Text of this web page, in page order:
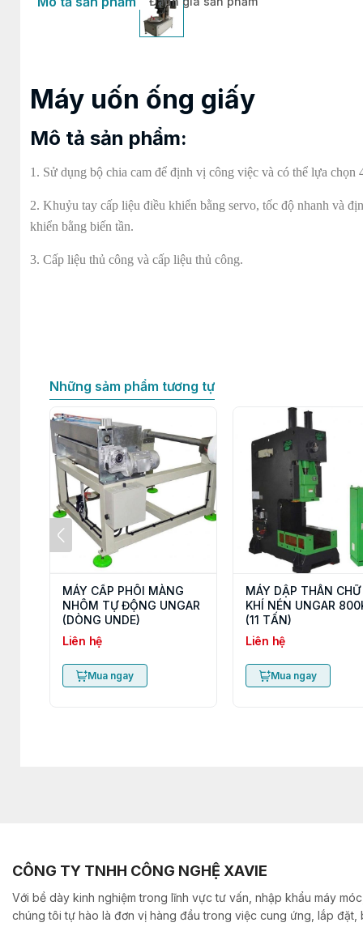
Máy uốn ống giấy
Mô tả sản phẩm:
1. Sử dụng bộ chia cam để định vị công việc và có thể lựa
2. Khuỷu tay cấp liệu điều khiển bằng servo, tốc độ nhanh và
khiển bằng biến tần.
3. Cấp liệu thủ công và cấp liệu thủ công.
Những sảm phẩm tương tự
MÁY CẤP PHÔI MÀNG
NHÔM TỰ ĐỘNG UNGAR
(DÒNG UNDE)
Liên hệ
Mua ngay
MÁY DẬP THÂN CHỮ
KHÍ NÉN UNGAR
(11 TẤN)
Liên hệ
Mua ngay
CÔNG TY TNHH CÔNG NGHỆ XAVIE
Với bề dày kinh nghiệm trong lĩnh vực tư vấn, nhập khẩu máy
chúng tôi tự hào là đơn vị hàng đầu trong việc cung ứng, lắp đặt,